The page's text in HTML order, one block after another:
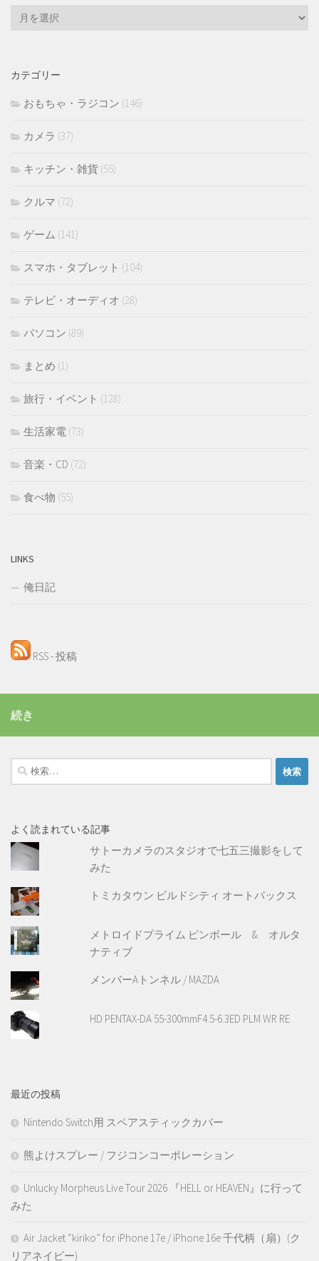
ブ
カテゴリー
おもちゃ・ラジコン (146)
カメラ (37)
キッチン・雑貨 (55)
クルマ (72)
ゲーム (141)
スマホ・タブレット (104)
テレビ・オーディオ (28)
パソコン (89)
まとめ (1)
旅行・イベント (128)
生活家電 (73)
音楽・CD (72)
食べ物 (55)
LINKS
俺日記
RSS - 投稿
続き
検
索:
よく読まれている記事
サトーカメラのスタジオで七五三撮影をして
みた
トミカタウン ビルドシティ オートバックス
メトロイドプライム ピンボール & オルタ
ナティブ
メンバーAトンネル / MAZDA
HD PENTAX-DA 55-300mmF4.5-6.3ED PLM WR RE
最近の投稿
Nintendo Switch用 スペアスティックカバー
熊よけスプレー / フジコンコーポレーション
Unlucky Morpheus Live Tour 2026 『HELL or HEAVEN』に行って
みた
Air Jacket “kiriko” for iPhone 17e / iPhone 16e 千代柄（扇）(ク
リアネイビー)